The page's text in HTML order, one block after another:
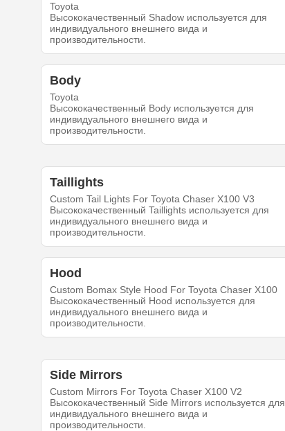
Toyota
Высококачественный Shadow используется для
индивидуального внешнего вида и
производительности.
Body
Toyota
Высококачественный Body используется для
индивидуального внешнего вида и
производительности.
Taillights
Custom Tail Lights For Toyota Chaser X100 V3
Высококачественный Taillights используется для
индивидуального внешнего вида и
производительности.
Hood
Custom Bomax Style Hood For Toyota Chaser X100
Высококачественный Hood используется для
индивидуального внешнего вида и
производительности.
Side Mirrors
Custom Mirrors For Toyota Chaser X100 V2
Высококачественный Side Mirrors используется для
индивидуального внешнего вида и
производительности.